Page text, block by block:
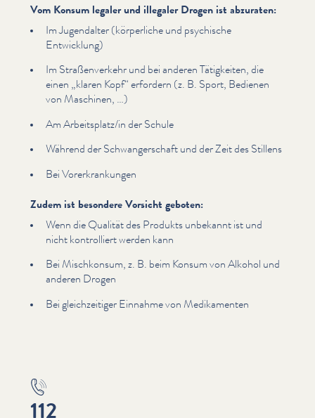
Vom Konsum legaler und illegaler Drogen ist abzuraten:
Im Jugendalter (körperliche und psychische
Entwicklung)
Im Straßen­verkehr und bei anderen Tätigkeiten, die
einen „klaren Kopf“ erfordern (z. B. Sport, Bedienen
von Maschinen, …)
Am Arbeitsplatz/​in der Schule
Während der Schwanger­schaft und der Zeit des Stillens
Bei Vor­erkrankun­gen
Zudem ist besondere Vorsicht geboten:
Wenn die Qualität des Produkts unbekannt ist und
nicht kon­trol­liert werden kann
Bei Mischkonsum, z. B. beim Konsum von Alkohol und
anderen Drogen
Bei gle­ichzeit­iger Einnahme von Medika­menten
112